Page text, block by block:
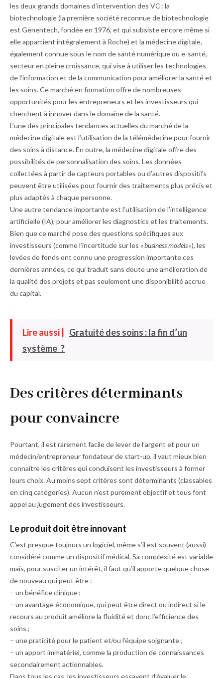
les deux grands domaines d’intervention des VC : la
biotechnologie (la première société reconnue de biotechnologie
est Genentech, fondée en 1976, et qui subsiste encore même si
elle appartient intégralement à Roche) et la médecine digitale,
également connue sous le nom de santé numérique ou ­e-santé,
secteur en pleine croissance, qui vise à utiliser les technologies
de l’information et de la communication pour améliorer la santé et
les soins. Ce marché en formation offre de nombreuses
opportunités pour les entrepreneurs et les investisseurs qui
cherchent à innover dans le domaine de la santé.
L’une des principales tendances actuelles du marché de la
médecine digitale est l’utilisation de la télémédecine pour fournir
des soins à distance. En outre, la médecine digitale offre des
possibilités de personnalisation des soins. Les données
collectées à partir de capteurs portables ou d’autres dispositifs
peuvent être utilisées pour fournir des traitements plus précis et
plus adaptés à chaque personne.
Une autre tendance importante est l’utilisation de l’intelligence
artificielle (IA), pour améliorer les diag­nostics et les traitements.
Bien que ce marché pose des questions spécifiques aux
investisseurs (comme l’incertitude sur les « business models »), les
levées de fonds ont connu une progression importante ces
dernières années, ce qui traduit sans doute une amélioration de
la qualité des projets et pas seulement une disponibilité accrue
du capital.
Lire aussi |
Gratuité des soins : la fin d’un
système ?
Des critères déterminants
pour convaincre
Pourtant, il est rarement facile de lever de l’argent et pour un
médecin/entrepreneur fondateur de start-up, il vaut mieux bien
connaître les critères qui conduisent les investisseurs à former
leurs choix. Au moins sept critères sont déterminants (classables
en cinq catégories). Aucun n’est purement objectif et tous font
appel au jugement des investisseurs.
Le produit doit être innovant
C’est presque toujours un logiciel, même s’il est souvent (aussi)
considéré comme un dispositif médical. Sa complexité est variable
mais, pour susciter un intérêt, il faut qu’il apporte quelque chose
de nouveau qui peut être :
– un bénéfice clinique ;
– un avantage économique, qui peut être direct ou indirect si le
recours au produit améliore la fluidité et donc l’efficience des
soins ;
– une praticité pour le patient et/ou l’équipe soignante ;
– un apport immatériel, comme la production de connaissances
secondairement actionnables.
Dans tous les cas, les investisseurs essayent d’évaluer le